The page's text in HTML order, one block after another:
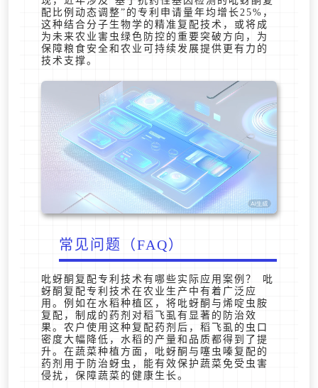
配比例动态调整”的专利申请量年均增长25%，
这种结合分子生物学的精准复配技术，或将成
为未来农业害虫绿色防控的重要突破方向，为
保障粮食安全和农业可持续发展提供更有力的
技术支撑。
常见问题（FAQ）
吡蚜酮复配专利技术有哪些实际应用案例？ 吡
蚜酮复配专利技术在农业生产中有着广泛应
用。例如在水稻种植区，将吡蚜酮与烯啶虫胺
复配，制成的药剂对稻飞虱有显著的防治效
果。农户使用这种复配药剂后，稻飞虱的虫口
密度大幅降低，水稻的产量和品质都得到了提
升。在蔬菜种植方面，吡蚜酮与噻虫嗪复配的
药剂用于防治蚜虫，能有效保护蔬菜免受虫害
侵扰，保障蔬菜的健康生长。